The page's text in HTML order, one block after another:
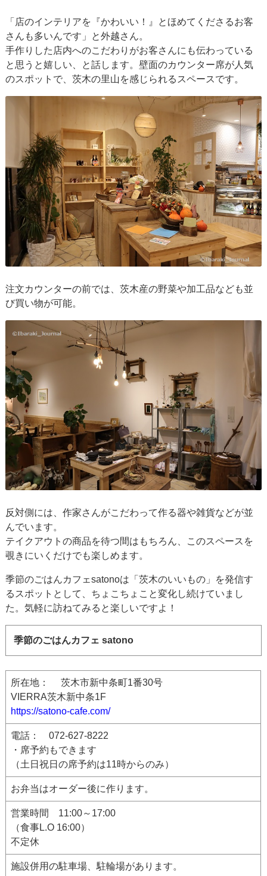
「店のインテリアを『かわいい！』とほめてくださるお客
さんも多いんです」と外越さん。
手作りした店内へのこだわりがお客さんにも伝わっている
と思うと嬉しい、と話します。壁面のカウンター席が人気
のスポットで、茨木の里山を感じられるスペースです。
注文カウンターの前では、茨木産の野菜や加工品なども並
び買い物が可能。
反対側には、作家さんがこだわって作る器や雑貨などが並
んでいます。
テイクアウトの商品を待つ間はもちろん、このスペースを
覗きにいくだけでも楽しめます。
季節のごはんカフェsatonoは「茨木のいいもの」を発信す
るスポットとして、ちょこちょこと変化し続けていまし
た。気軽に訪ねてみると楽しいですよ！
季節のごはんカフェ satono
所在地： 茨木市新中条町1番30号
VIERRA茨木新中条1F
https://satono-cafe.com/
電話： 072-627-8222
・席予約もできます
（土日祝日の席予約は11時からのみ）
お弁当はオーダー後に作ります。
営業時間 11:00～17:00
（食事L.O 16:00）
不定休
施設併用の駐車場、駐輪場があります。